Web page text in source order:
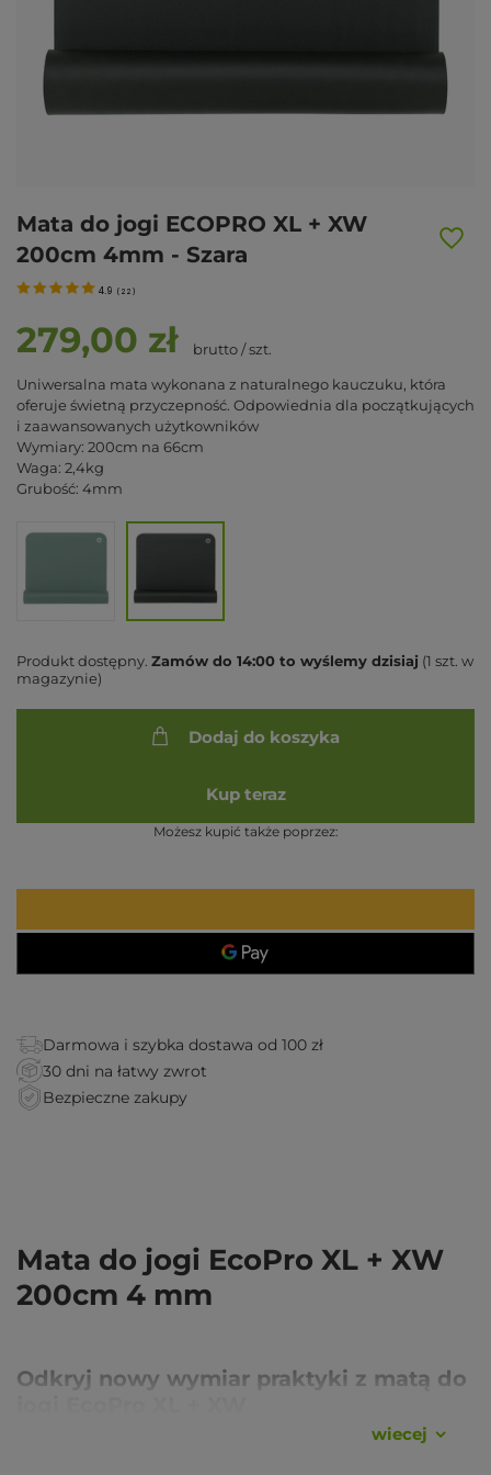
Mata do jogi ECOPRO XL + XW
200cm 4mm - Szara
4.9 ( 22 )
279,00 zł brutto/szt.
Uniwersalna mata wykonana z naturalnego kauczuku, która
oferuje świetną przyczepność. Odpowiednia dla początkujących
i zaawansowanych użytkowników
Wymiary: 200cm na 66cm
Waga: 2,4kg
Grubość: 4mm
Produkt dostępny Zamów do 14:00 to wyślemy dzisiaj (1 szt. w
magazynie)
Dodaj do koszyka
Kup teraz
Możesz kupić także poprzez:
Darmowa i szybka dostawa od 100 zł
30 dni na łatwy zwrot
Bezpieczne zakupy
Mata do jogi EcoPro XL + XW
200cm 4 mm
Odkryj nowy wymiar praktyki z matą do
Model maty do jogi EcoPro XL + XW od renomowanego
wiecej